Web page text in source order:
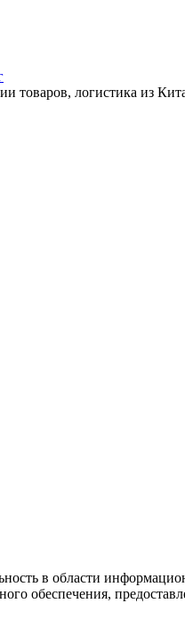
товаров, логистика из
в области
обеспечения,